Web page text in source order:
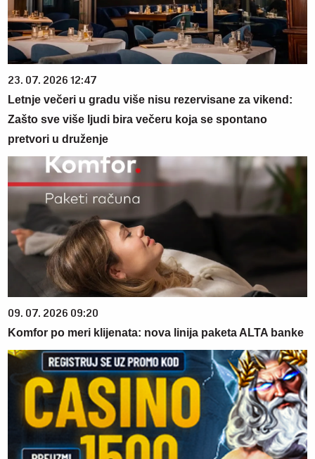
23. 07. 2026 12:47
Letnje večeri u gradu više nisu rezervisane za vikend:
Zašto sve više ljudi bira večeru koja se spontano
pretvori u druženje
09. 07. 2026 09:20
Komfor po meri klijenata: nova linija paketa ALTA banke